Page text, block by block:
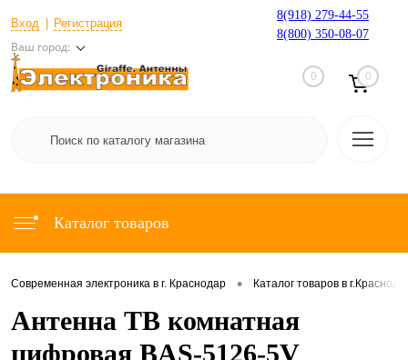
Вход Регистрация
Ваш город:
8(918) 279-44-55
8(800) 350-08-07
0 0
Каталог товаров
Современная электроника в г. Краснодар • Каталог товаров в
Антенна ТВ комнатная
цифровая BAS-5126-5V